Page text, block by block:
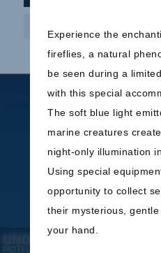
ホテルのご案内
TOP
コンセプト
館内案内
交通アクセス
SDGs
オリジナル商品
Experience the
fireflies, a natural
be seen during a
with this special
The soft blue light
marine creatures
night-only illumination
Using special
opportunity to collect
their mysterious,
your hand.